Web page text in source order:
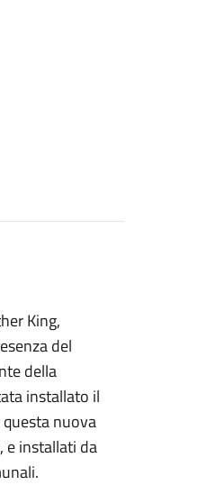
King,
del
della
installato il
nuova
e installati da